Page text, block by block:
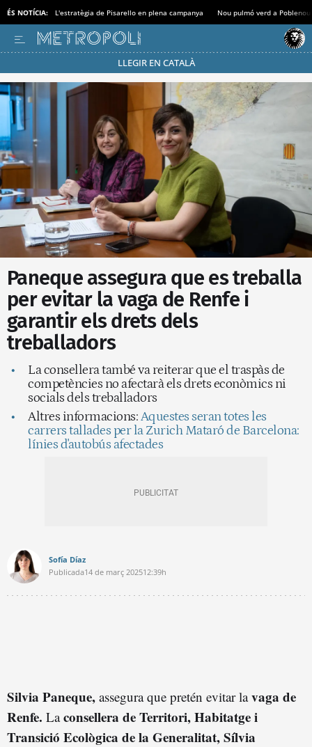
ÉS NOTÍCIA: L'estratègia de Pisarello en plena campanya Nou pulmó verd a Poblenou
LLEGIR EN CATALÀ
Passa’t al mode estalvi
Paneque assegura que es treballa
per evitar la vaga de Renfe i
garantir els drets dels
treballadors
La consellera també va reiterar que el traspàs de
competències no afectarà els drets econòmics ni
socials dels treballadors
Altres informacions:Aquestes seran totes les
carrers tallades per la Zurich Mataró de Barcelona:
línies d'autobús afectades
Sofía Díaz
Publicada14 de març 202512:39h
Silvia Paneque, assegura que pretén evitar lavaga de
Renfe. Laconsellera de Territori, Habitatge i
Transició Ecològica de la Generalitat, Sílvia